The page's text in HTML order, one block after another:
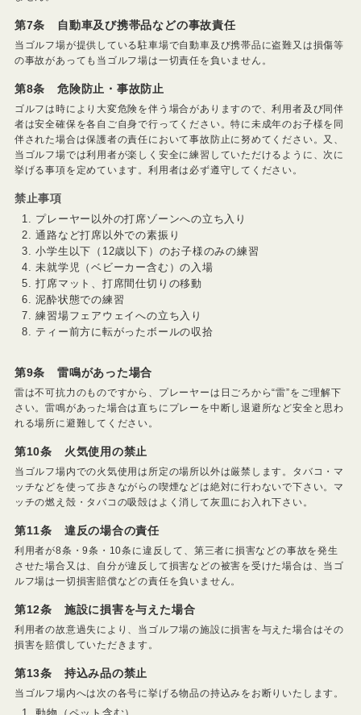
第7条 自動車及び携帯品などの事故責任
当ゴルフ場が提供している駐車場で自動車及び携帯品に盗難又は損傷等
の事故があっても当ゴルフ場は一切責任を負いません。
第8条 危険防止・事故防止
ゴルフは時により大変危険を伴う場合がありますので、利用者及び同伴
者は安全確保を各自ご自身で行ってください。特に未成年のお子様を同
伴された場合は保護者の責任において事故防止に努めてください。又、
当ゴルフ場では利用者が楽しく安全に練習していただけるように、次に
挙げる事項を定めています。利用者は必ず遵守してください。
禁止事項
プレーヤー以外の打席ゾーンへの立ち入り
通路など打席以外での素振り
小学生以下（12歳以下）のお子様のみの練習
未就学児（ベビーカー含む）の入場
打席マット、打席間仕切りの移動
泥酔状態での練習
練習場フェアウェイへの立ち入り
ティー前方に転がったボールの収拾
第9条 雷鳴があった場合
雷は不可抗力のものですから、プレーヤーは日ごろから“雷”をご理解下
さい。雷鳴があった場合は直ちにプレーを中断し退避所など安全と思わ
れる場所に避難してください。
第10条 火気使用の禁止
当ゴルフ場内での火気使用は所定の場所以外は厳禁します。タバコ・マ
ッチなどを使って歩きながらの喫煙などは絶対に行わないで下さい。マ
ッチの燃え殻・タバコの吸殻はよく消して灰皿にお入れ下さい。
第11条 違反の場合の責任
利用者が8条・9条・10条に違反して、第三者に損害などの事故を発生
させた場合又は、自分が違反して損害などの被害を受けた場合は、当ゴ
ルフ場は一切損害賠償などの責任を負いません。
第12条 施設に損害を与えた場合
利用者の故意過失により、当ゴルフ場の施設に損害を与えた場合はその
損害を賠償していただきます。
第13条 持込み品の禁止
当ゴルフ場内へは次の各号に挙げる物品の持込みをお断りいたします。